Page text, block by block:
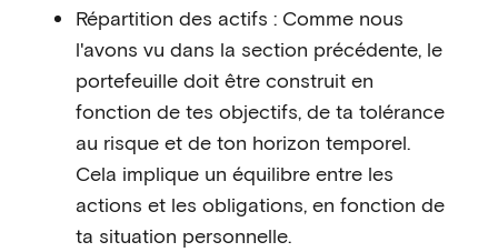
Répartition des actifs : Comme nous
l'avons vu dans la section précédente, le
portefeuille doit être construit en
fonction de tes objectifs, de ta tolérance
au risque et de ton horizon temporel.
Cela implique un équilibre entre les
actions et les obligations, en fonction de
ta situation personnelle.